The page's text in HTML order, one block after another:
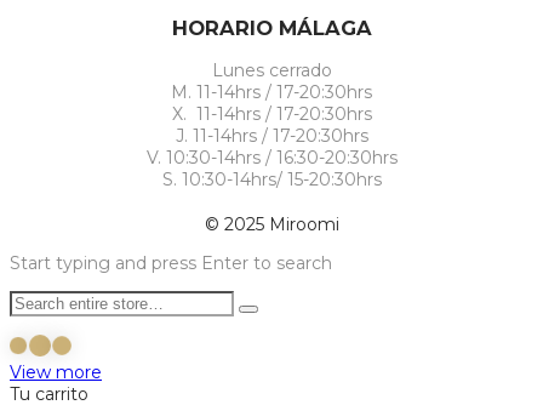
HORARIO MÁLAGA
Lunes cerrado
M. 11-14hrs / 17-20:30hrs
X. 11-14hrs / 17-20:30hrs
J. 11-14hrs / 17-20:30hrs
V. 10:30-14hrs / 16:30-20:30hrs
S. 10:30-14hrs/ 15-20:30hrs
© 2025 Miroomi
Start typing and press Enter to search
View more
Tu carrito